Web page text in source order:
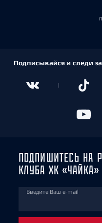
Подписывайся и следи
ПОДПИШИТЕСЬ НА
КЛУБА ХК «ЧАЙКА»
Введите Ваш e-mail